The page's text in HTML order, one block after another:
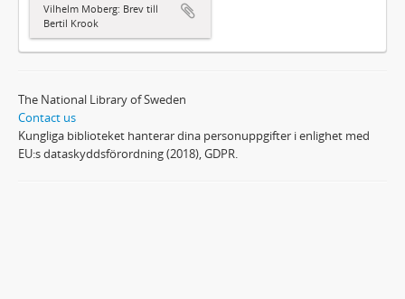
Vilhelm Moberg: Brev till
Bertil Krook
The National Library of Sweden
Contact us
Kungliga biblioteket hanterar dina personuppgifter i enlighet med
EU:s dataskyddsförordning (2018), GDPR.